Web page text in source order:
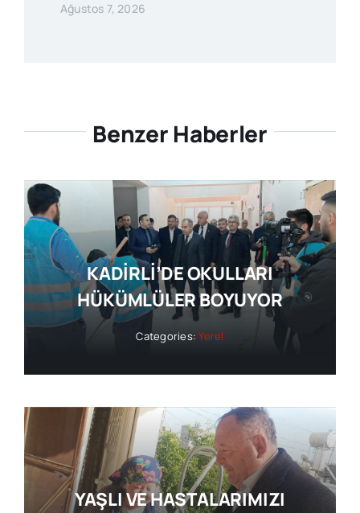
Ağustos 7, 2026
Benzer Haberler
KADİRLİ’DE OKULLARI
HÜKÜMLÜLER BOYUYOR
Categories:Yerel
YAŞLI VE HASTALARIMIZI